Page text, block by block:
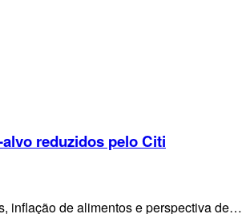
reduzidos pelo Citi
inflação de alimentos e perspectiva de…